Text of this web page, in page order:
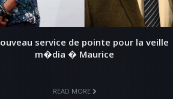
service de pointe pour la veille
m�dia � Maurice
READ MORE